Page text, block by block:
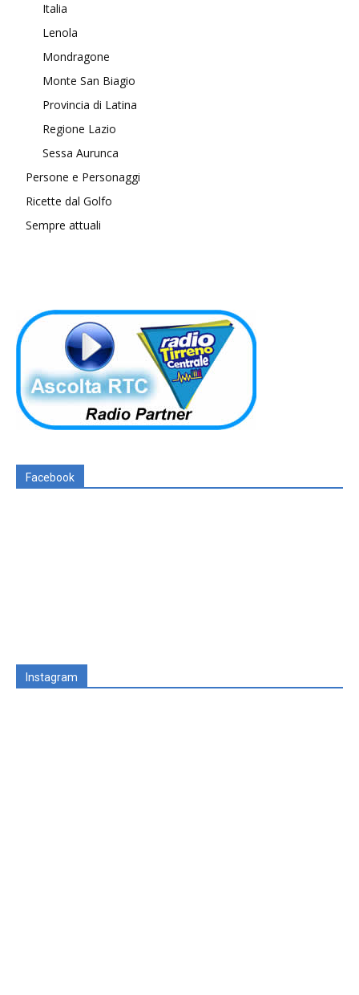
Italia
Lenola
Mondragone
Monte San Biagio
Provincia di Latina
Regione Lazio
Sessa Aurunca
Persone e Personaggi
Ricette dal Golfo
Sempre attuali
Facebook
Instagram